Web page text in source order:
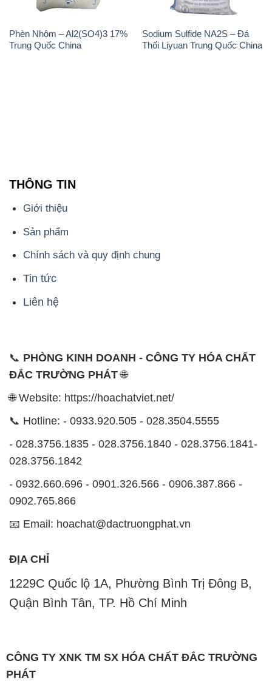
Chính sách và quy định chung
Tin tức
Liên hệ
📞
PHÒNG KINH DOANH - CÔNG TY HÓA CHẤT
ĐẮC TRƯỜNG PHÁT
- 028.3756.1835 - 028.3756.1840 - 028.3756.1841-
0902.765.866
📧 Email: hoachat@dactruongphat.vn
ĐỊA CHỈ
1229C Quốc lộ 1A, Phường Bình Trị Đông B,
Quận Bình Tân, TP. Hồ Chí Minh
CÔNG TY XNK TM SX HÓA CHẤT ĐẮC TRƯỜNG
PHÁT
đầu trong lĩnh vực kinh doanh và phân phối các loại
hóa chất công nghiệp đa dạng, nhằm đáp ứng nhu